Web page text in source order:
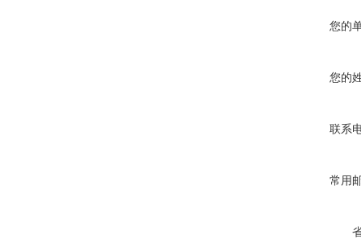
您的
您的
联系
常用